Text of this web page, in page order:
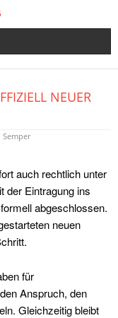
NEUER
Semper
auch rechtlich unter
der Eintragung ins
abgeschlossen.
neuen
für
Anspruch, den
Gleichzeitig bleibt